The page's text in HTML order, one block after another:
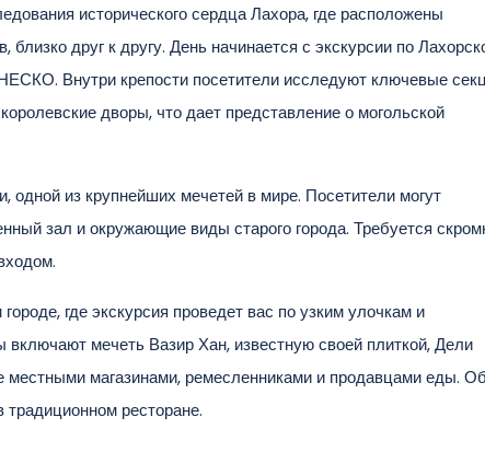
исторического сердца Лахора, где расположены
друг к другу. День начинается с экскурсии по
Внутри крепости посетители исследуют ключевые
дворы, что дает представление о могольской
одной из крупнейших мечетей в мире. Посетители могут
зал и окружающие виды старого города. Требуется
где экскурсия проведет вас по узким улочкам и
мечеть Вазир Хан, известную своей плиткой, Дели
местными магазинами, ремесленниками и продавцами еды.
ресторане.